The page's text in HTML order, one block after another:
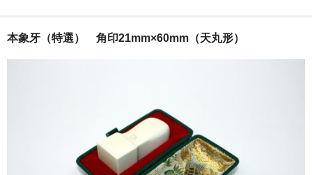
夢印TOP
本象牙（特選） 角印21mm×60mm（天丸形）